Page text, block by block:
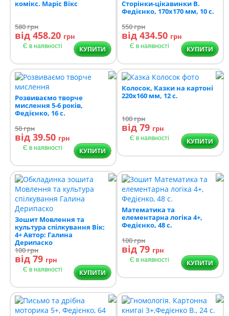
комікс. Маріс Вікс
580грн
від 458.20 грн
Є в наявності КУПИТИ
Сторінки-цікавинки В.
Федієнко, 170х170 мм, 10 с.
550грн
від 434.50 грн
Є в наявності КУПИТИ
Розвиваємо творче
мислення 5-6 років,
Федієнко, 16 с.
50грн
від 39.50 грн
Є в наявності КУПИТИ
Колосок, Казки на картоні
220х160 мм, 12 с.
100грн
від 79 грн
Є в наявності КУПИТИ
Зошит Мовлення та
культура спілкування Вік:
4+ Автор: Галина
Дерипаско
100грн
від 79 грн
Є в наявності КУПИТИ
Математика та
елементарна логіка 4+,
Федієнко, 48 с.
100грн
від 79 грн
Є в наявності КУПИТИ